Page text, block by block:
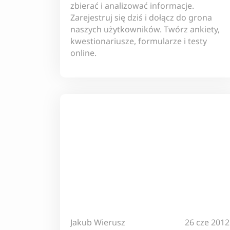
zbierać i analizować informacje.
Zarejestruj się dziś i dołącz do grona
naszych użytkowników. Twórz ankiety,
kwestionariusze, formularze i testy
online.
Jakub Wierusz 26 cze 2012